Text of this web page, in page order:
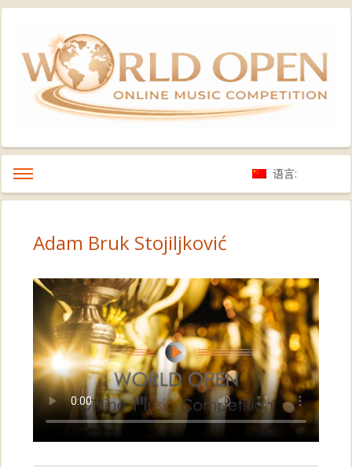
语言:
Adam Bruk Stojiljković